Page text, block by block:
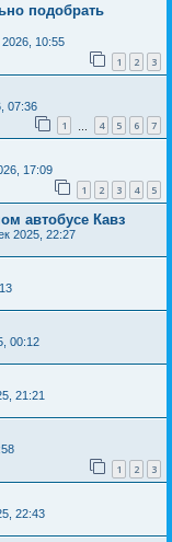
подобрать
10:55
1 2 3
07:36
1 4 5 6 7
17:09
1 2 3 4 5
автобусе Кавз
2025, 22:27
00:12
21:21
1 2 3
22:43